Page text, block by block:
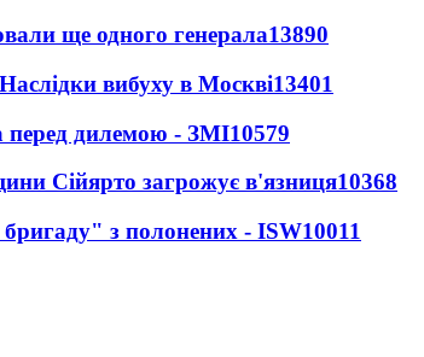
ще одного генерала13890
вибуху в Москві13401
перед дилемою - ЗМІ10579
Сійярто загрожує в'язниця10368
з полонених - ISW10011